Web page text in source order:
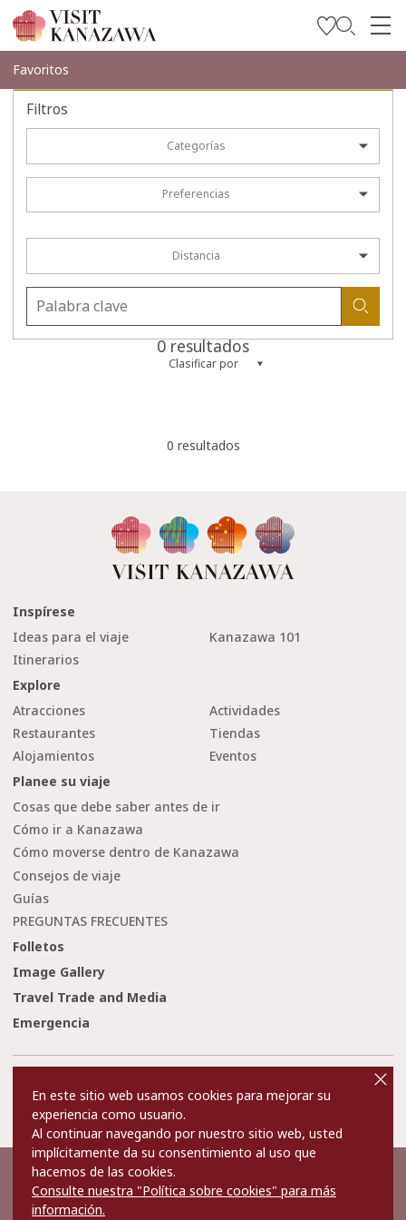
Inspírese
Explore
Travel Trade and Media
Favoritos
Filtros
Categorías
Preferencias
Distancia
0 resultados
Clasificar por
0 resultados
Inspírese
Ideas para el viaje
Kanazawa 101
Itinerarios
Explore
Atracciones
Actividades
Restaurantes
Tiendas
Alojamientos
Eventos
Planee su viaje
Cosas que debe saber antes de ir
Cómo ir a Kanazawa
Cómo moverse dentro de Kanazawa
Consejos de viaje
Guías
PREGUNTAS FRECUENTES
Folletos
Image Gallery
Travel Trade and Media
Emergencia
Privacy and Cookie Policy
Sobre nosotros
Contact Us
©2022 Kanazawa City Tourism Association.
The copyright for the Website contents is held by the Association.
It is forbidden to replicate or reprint the contents of the Website
En este sitio web usamos cookies para mejorar su
experiencia como usuario.
Al continuar navegando por nuestro sitio web, usted
implícitamente da su consentimiento al uso que
hacemos de las cookies.
Consulte nuestra "Política sobre cookies" para más
información.
cl
o
s